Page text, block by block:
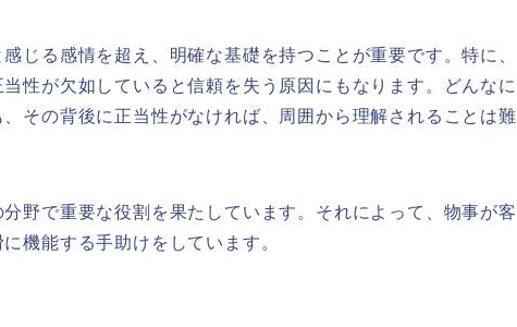
じる感情を超え、明確な基礎を持つことが重要です。特に、
性が欠如していると信頼を失う原因にもなります。どんなに
その背後に正当性がなければ、周囲から理解されることは難
野で重要な役割を果たしています。それによって、物事が客
機能する手助けをしています。